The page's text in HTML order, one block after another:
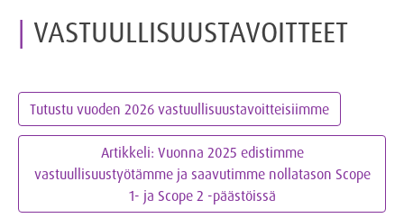
VASTUULLISUUSTAVOITTEET
Tutustu vuoden 2026 vastuullisuustavoitteisiimme
Artikkeli: Vuonna 2025 edistimme
vastuullisuustyötämme ja saavutimme nollatason Scope
1- ja Scope 2 -päästöissä